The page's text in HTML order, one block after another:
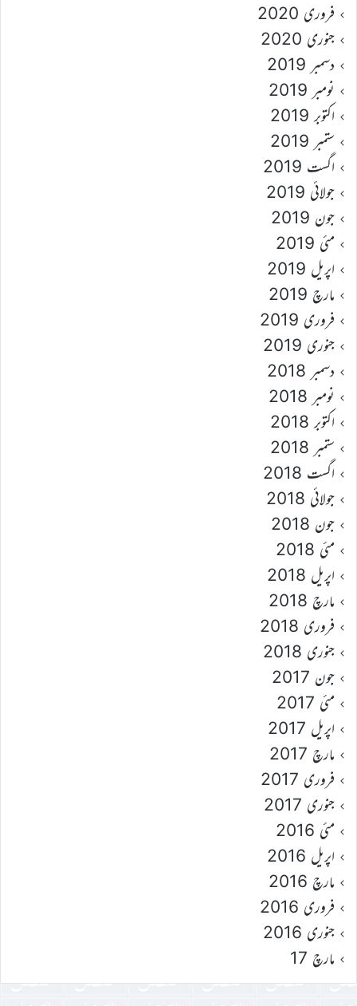
فروری 2020
جنوری 2020
دسمبر 2019
نومبر 2019
اکتوبر 2019
ستمبر 2019
اگست 2019
جولائی 2019
جون 2019
مئی 2019
اپریل 2019
مارچ 2019
فروری 2019
جنوری 2019
دسمبر 2018
نومبر 2018
اکتوبر 2018
ستمبر 2018
اگست 2018
جولائی 2018
جون 2018
مئی 2018
اپریل 2018
مارچ 2018
فروری 2018
جنوری 2018
جون 2017
مئی 2017
اپریل 2017
مارچ 2017
فروری 2017
جنوری 2017
مئی 2016
اپریل 2016
مارچ 2016
فروری 2016
جنوری 2016
مارچ 17